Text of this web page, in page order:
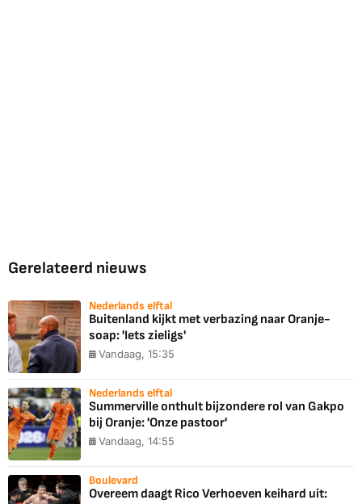
Gerelateerd nieuws
Nederlands elftal
Buitenland kijkt met verbazing naar Oranje-
soap: 'Iets zieligs'
Vandaag, 15:35
Nederlands elftal
Summerville onthult bijzondere rol van Gakpo
bij Oranje: 'Onze pastoor'
Vandaag, 14:55
Boulevard
Overeem daagt Rico Verhoeven keihard uit: